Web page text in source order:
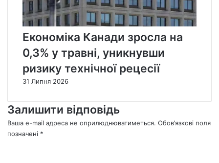
Економіка Канади зросла на
0,3% у травні, уникнувши
ризику технічної рецесії
31 Липня 2026
Залишити відповідь
Ваша e-mail адреса не оприлюднюватиметься. Обов’язкові поля
позначені *